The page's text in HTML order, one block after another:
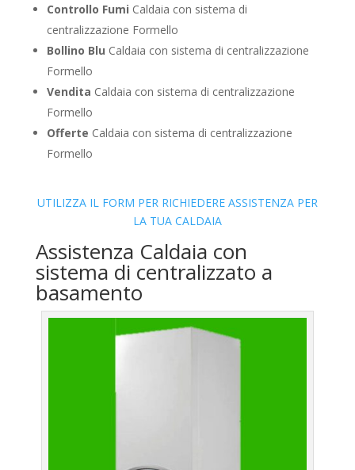
Controllo Fumi Caldaia con sistema di
centralizzazione Formello
Bollino Blu Caldaia con sistema di centralizzazione
Formello
Vendita Caldaia con sistema di centralizzazione
Formello
Offerte Caldaia con sistema di centralizzazione
Formello
UTILIZZA IL FORM PER RICHIEDERE ASSISTENZA PER
LA TUA CALDAIA
Assistenza Caldaia con
sistema di centralizzato a
basamento